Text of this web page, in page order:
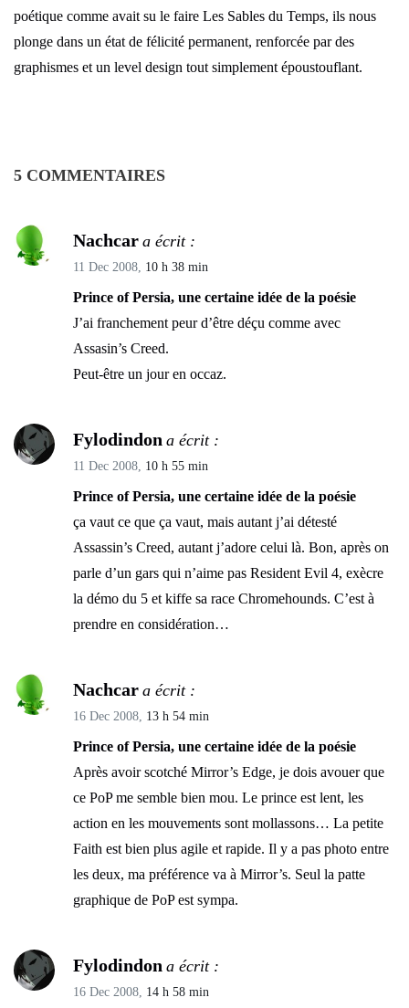
poétique comme avait su le faire Les Sables du Temps, ils nous
plonge dans un état de félicité permanent, renforcée par des
graphismes et un level design tout simplement époustouflant.
5 COMMENTAIRES
Nachcar a écrit :
11 Dec 2008, 10 h 38 min
Prince of Persia, une certaine idée de la poésie
J’ai franchement peur d’être déçu comme avec
Assasin’s Creed.
Peut-être un jour en occaz.
Fylodindon a écrit :
11 Dec 2008, 10 h 55 min
Prince of Persia, une certaine idée de la poésie
ça vaut ce que ça vaut, mais autant j’ai détesté
Assassin’s Creed, autant j’adore celui là. Bon, après on
parle d’un gars qui n’aime pas Resident Evil 4, exècre
la démo du 5 et kiffe sa race Chromehounds. C’est à
prendre en considération…
Nachcar a écrit :
16 Dec 2008, 13 h 54 min
Prince of Persia, une certaine idée de la poésie
Après avoir scotché Mirror’s Edge, je dois avouer que
ce PoP me semble bien mou. Le prince est lent, les
action en les mouvements sont mollassons… La petite
Faith est bien plus agile et rapide. Il y a pas photo entre
les deux, ma préférence va à Mirror’s. Seul la patte
graphique de PoP est sympa.
Fylodindon a écrit :
16 Dec 2008, 14 h 58 min